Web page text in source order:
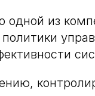
одной из